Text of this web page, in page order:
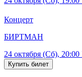
Концерт
БИРТМАН
24 октября (Сб), 20:00